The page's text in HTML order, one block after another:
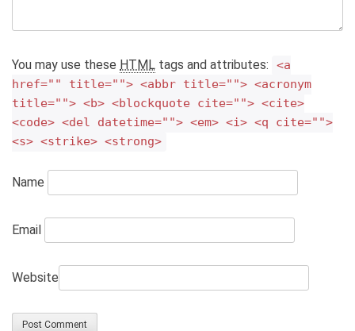
You may use these HTML tags and attributes:
<a
href="" title=""> <abbr title=""> <acronym
title=""> <b> <blockquote cite=""> <cite>
<code> <del datetime=""> <em> <i> <q cite="">
<s> <strike> <strong>
Name
Email
Website